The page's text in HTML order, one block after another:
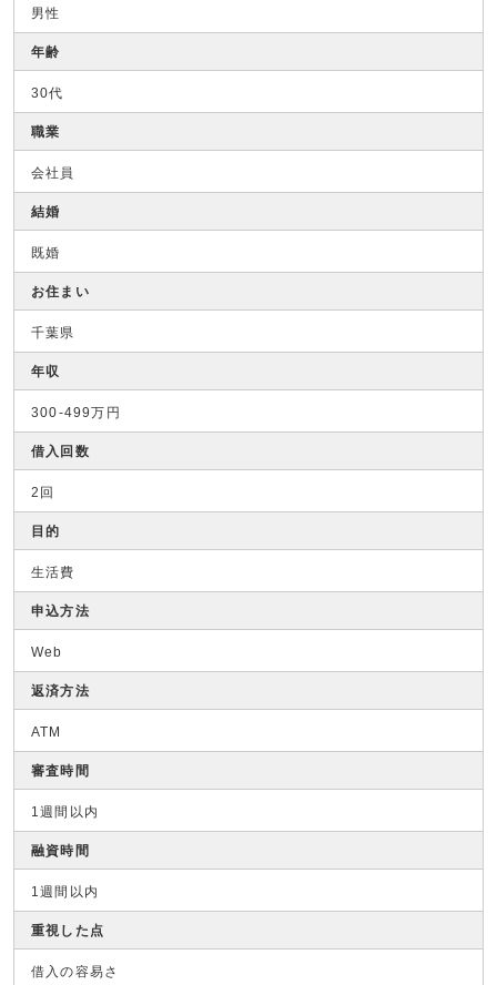
男性
年齢
30代
職業
会社員
結婚
既婚
お住まい
千葉県
年収
300-499万円
借入回数
2回
目的
生活費
申込方法
Web
返済方法
ATM
審査時間
1週間以内
融資時間
1週間以内
重視した点
借入の容易さ